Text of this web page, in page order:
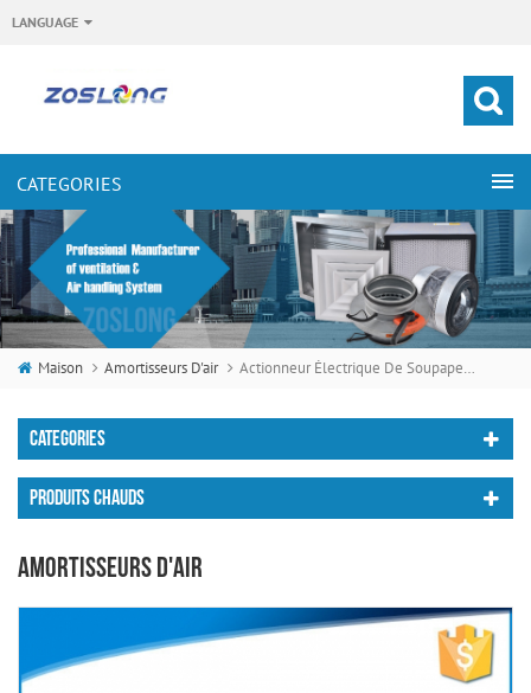
LANGUAGE
Maison Amortisseurs D'air Actionneur Électrique De Soupape D'actionneur De Déclencheur Électrique De 8nm / 16nm / 24nm
CATEGORIES
PRODUITS CHAUDS
AMORTISSEURS D'AIR